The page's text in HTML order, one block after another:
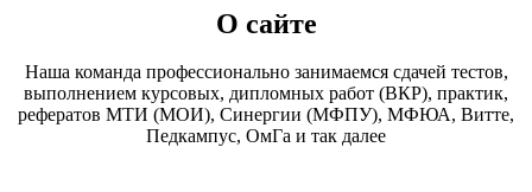
О сайте
Наша команда профессионально занимаемся сдачей тестов,
выполнением курсовых, дипломных работ (ВКР), практик,
рефератов МТИ (МОИ), Синергии (МФПУ), МФЮА, Витте,
Педкампус, ОмГа и так далее